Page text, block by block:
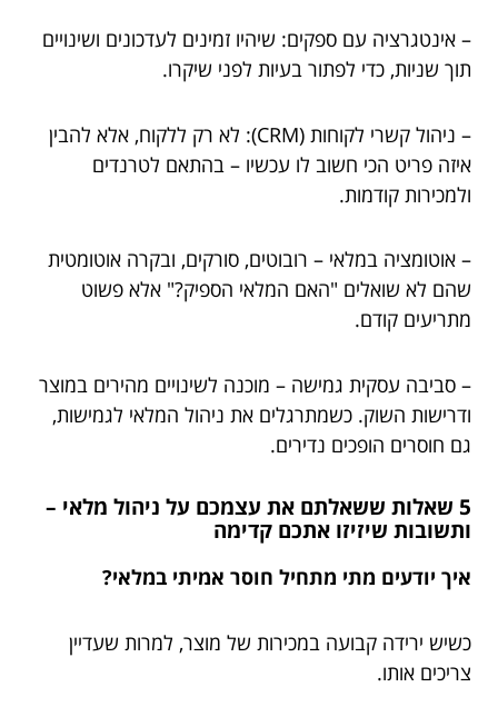
– אינטגרציה עם ספקים: שיהיו זמינים לעדכונים ושינויים
תוך שניות, כדי לפתור בעיות לפני שיקרו.
– ניהול קשרי לקוחות (CRM): לא רק ללקוח, אלא להבין
איזה פריט הכי חשוב לו עכשיו – בהתאם לטרנדים
ולמכירות קודמות.
– אוטומציה במלאי – רובוטים, סורקים, ובקרה אוטומטית
שהם לא שואלים "האם המלאי הספיק?" אלא פשוט
מתריעים קודם.
– סביבה עסקית גמישה – מוכנה לשינויים מהירים במוצר
ודרישות השוק. כשמתרגלים את ניהול המלאי לגמישות,
גם חוסרים הופכים נדירים.
5 שאלות ששאלתם את עצמכם על ניהול מלאי –
ותשובות שיזיזו אתכם קדימה
איך יודעים מתי מתחיל חוסר אמיתי במלאי?
כשיש ירידה קבועה במכירות של מוצר, למרות שעדיין
צריכים אותו.